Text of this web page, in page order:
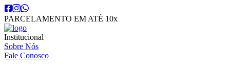
PARCELAMENTO EM ATÉ 10x
Institucional
Sobre Nós
Fale Conosco